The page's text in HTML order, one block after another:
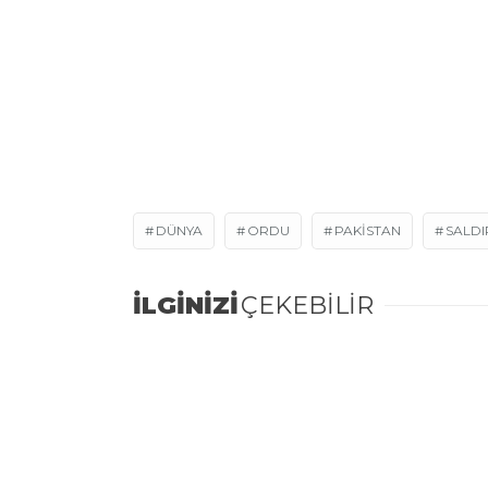
DÜNYA ORDU PAKISTAN
İLGİNİZİÇEKEBİLİR